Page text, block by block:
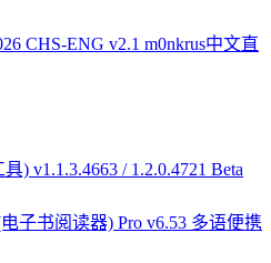
CHS-ENG v2.1 m0nkrus中文直
) v1.1.3.4663 / 1.2.0.4721 Beta
电子书阅读器) Pro v6.53 多语便携